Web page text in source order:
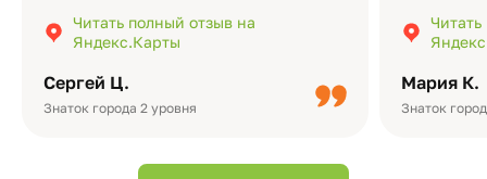
Сергей Ц.
Знаток города 2 уровня
подчёркивает значимость события.
Качество альбомов на высшем уровне:
Читать полный отзыв на
Яндекс.Карты
Мария К.
Знаток
добавить
видео с